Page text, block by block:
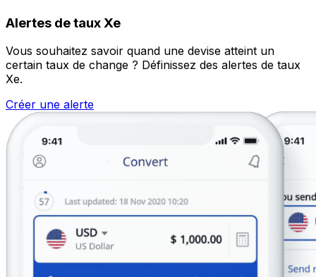
Alertes de taux Xe
Vous souhaitez savoir quand une devise atteint un
certain taux de change ? Définissez des alertes de taux
Xe.
Créer une alerte